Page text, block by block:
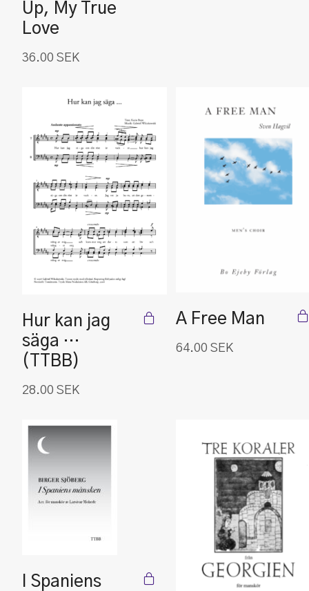
Up, My True
Love
36.00 SEK
Hur kan jag
säga …
(TTBB)
28.00 SEK
A Free Man
64.00 SEK
I Spaniens